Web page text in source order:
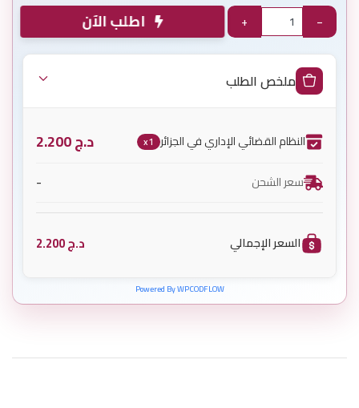
−
+ اطلب الآن
ملخص الطلب
النظام القضائي الإداري في الجزائر x1 د.ج
سعر الشحن -
السعر الإجمالي د.ج
Powered By WPCODFLOW